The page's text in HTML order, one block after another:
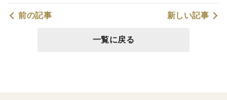
前の記事 新しい記事
一覧に戻る